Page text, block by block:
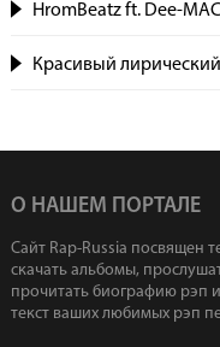
HromBeatz ft. Dee-
Красивый
О НАШЕМ ПОРТАЛЕ
Сайт Rap-Russia посвящен
скачать альбомы,
прочитать биографию рэп
текст ваших любимых рэп